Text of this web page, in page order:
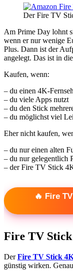
Der Fire TV
Am Prime Day lohnt
wenn er nur wenige
Plus. Dann ist der
angelegt. Das ist in
Kaufen, wenn:
– du einen 4K-
– du viele Apps nutzt
– du den Stick
– du möglichst viel
Eher nicht kaufen,
– du nur einen alten
– du nur gelegentlich
– der Fire TV Stick
🔥 Fire
Fire TV
DerFire TV Stick
günstig wirken.